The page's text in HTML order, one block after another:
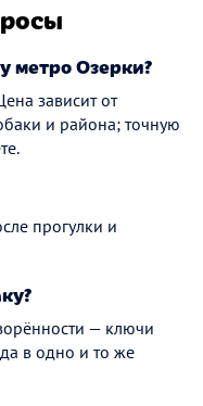
метро Озерки?
зависит от
и района; точную
прогулки и
— ключи
в одно и то же